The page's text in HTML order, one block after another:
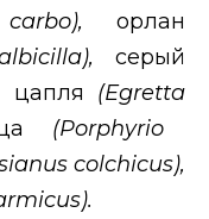
carbo),орлан
),серый
цапля (Egretta
(Porphyrio
colchicus),
).